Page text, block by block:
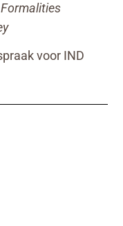
voor IND